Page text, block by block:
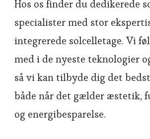
Hos os finder du dedikerede
specialister med stor
integrerede solcelletage. Vi
med i de nyeste teknologier
så vi kan tilbyde dig det
både når det gælder æstetik,
og energibesparelse.